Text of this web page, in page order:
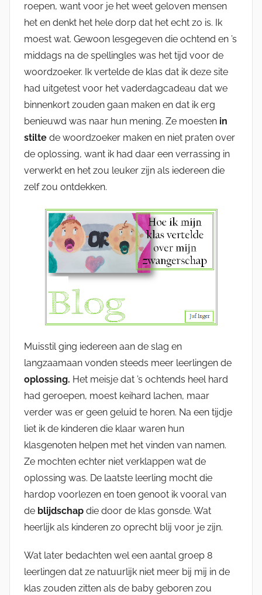
roepen, want voor je het weet geloven mensen
het en denkt het hele dorp dat het echt zo is. Ik
moest wat. Gewoon lesgegeven die ochtend en ’s
middags na de spellingles was het tijd voor de
woordzoeker. Ik vertelde de klas dat ik deze site
had uitgetest voor het vaderdagcadeau dat we
binnenkort zouden gaan maken en dat ik erg
benieuwd was naar hun mening. Ze moesten in
stilte de woordzoeker maken en niet praten over
de oplossing, want ik had daar een verrassing in
verwerkt en het zou leuker zijn als iedereen die
zelf zou ontdekken.
Muisstil ging iedereen aan de slag en
langzaamaan vonden steeds meer leerlingen de
oplossing. Het meisje dat ’s ochtends heel hard
had geroepen, moest keihard lachen, maar
verder was er geen geluid te horen. Na een tijdje
liet ik de kinderen die klaar waren hun
klasgenoten helpen met het vinden van namen.
Ze mochten echter niet verklappen wat de
oplossing was. De laatste leerling mocht die
hardop voorlezen en toen genoot ik vooral van
de blijdschap die door de klas gonsde. Wat
heerlijk als kinderen zo oprecht blij voor je zijn.
Wat later bedachten wel een aantal groep 8
leerlingen dat ze natuurlijk niet meer bij mij in de
klas zouden zitten als de baby geboren zou